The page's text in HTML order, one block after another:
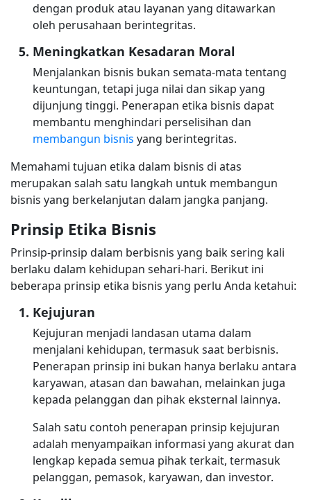
dengan produk atau layanan yang ditawarkan
oleh perusahaan berintegritas.
Meningkatkan Kesadaran Moral
Menjalankan bisnis bukan semata-mata tentang
keuntungan, tetapi juga nilai dan sikap yang
dijunjung tinggi. Penerapan etika bisnis dapat
membantu menghindari perselisihan dan
membangun bisnis yang berintegritas.
Memahami tujuan etika dalam bisnis di atas
merupakan salah satu langkah untuk membangun
bisnis yang berkelanjutan dalam jangka panjang.
Prinsip Etika Bisnis
Prinsip-prinsip dalam berbisnis yang baik sering kali
berlaku dalam kehidupan sehari-hari. Berikut ini
beberapa prinsip etika bisnis yang perlu Anda ketahui:
Kejujuran
Kejujuran menjadi landasan utama dalam
menjalani kehidupan, termasuk saat berbisnis.
Penerapan prinsip ini bukan hanya berlaku antara
karyawan, atasan dan bawahan, melainkan juga
kepada pelanggan dan pihak eksternal lainnya.
Salah satu contoh penerapan prinsip kejujuran
adalah menyampaikan informasi yang akurat dan
lengkap kepada semua pihak terkait, termasuk
pelanggan, pemasok, karyawan, dan investor.